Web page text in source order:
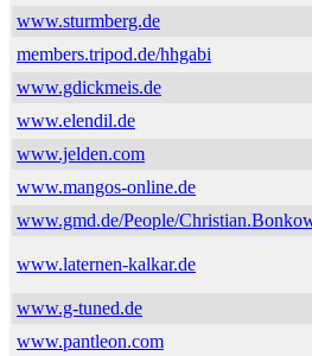
www.sturmberg.de
members.tripod.de/hhgabi
www.gdickmeis.de
www.elendil.de
www.jelden.com
www.mangos-online.de
www.gmd.de/People/
www.laternen-kalkar.de
www.g-tuned.de
www.pantleon.com